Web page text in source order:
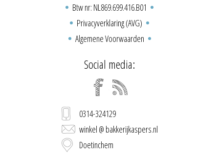
Btw nr: NL869.699.416.B01
Privacyverklaring (AVG)
Algemene Voorwaarden
Social media:
0314-324129
winkel @ bakkerijkaspers.nl
Doetinchem